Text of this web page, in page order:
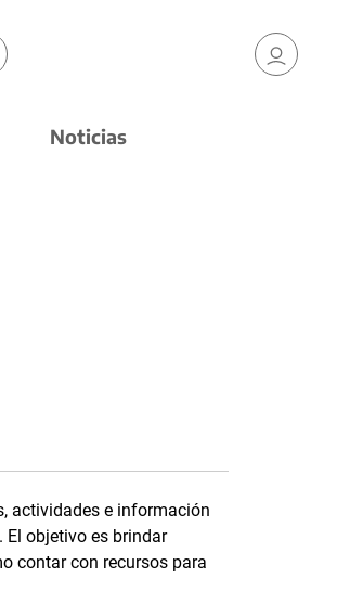
Noticias
actividades e información
El objetivo es brindar
contar con recursos para